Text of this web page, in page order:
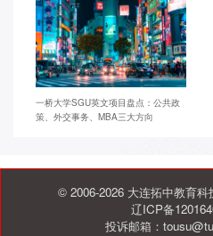
一桥大学SGU英文项目盘点：公共政
策、外交事务、MBA三大方向
© 2006-2026 大连拓中教育
辽ICP备
投诉邮箱：